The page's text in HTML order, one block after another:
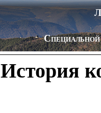
История